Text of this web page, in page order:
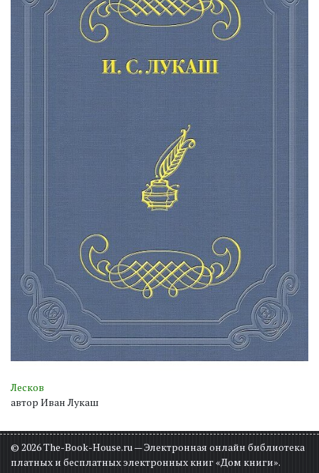
Лесков
автор Иван Лукаш
© 2026 The-Book-House.ru — Электронная онлайн библиотека
платных и бесплатных электронных книг «Дом книги».